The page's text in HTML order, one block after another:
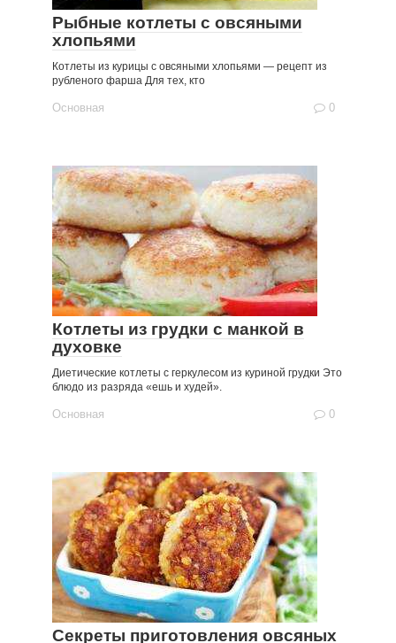
Рыбные котлеты с овсяными
хлопьями
Котлеты из курицы с овсяными хлопьями — рецепт из
рубленого фарша Для тех, кто
Основная 0
Котлеты из грудки с манкой в
духовке
Диетические котлеты с геркулесом из куриной грудки Это
блюдо из разряда «ешь и худей».
Основная 0
Секреты приготовления овсяных